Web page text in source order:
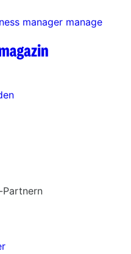
manager manage
Partnern